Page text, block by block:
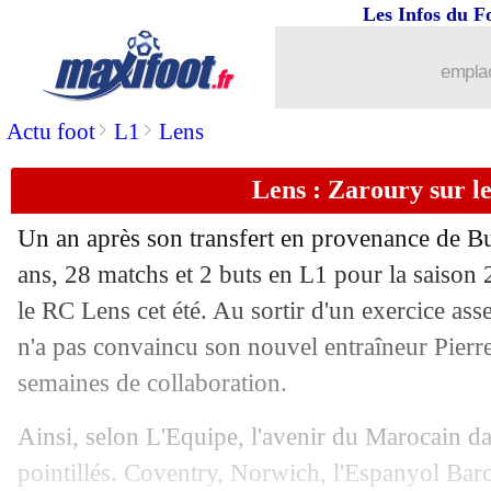
Actu foot> L1 > Lens
Les Infos du
Lens : Zaroury sur
Un an après son transfert en provenance de
ans, 28 matchs et 2 buts en L1 pour la
le RC Lens cet été. Au sortir d'un exercice
n'a pas convaincu son nouvel entraîneur
semaines de collaboration.
Ainsi, selon L'Equipe, l'avenir du Marocain
pointillés. Coventry, Norwich, l'Espanyol
Salzbourg : Monaco suit l'attaquant
29/07 Lens: Fulgini a refusé une offre
29/07 Man Utd: Ugarte croit en Amorim
29/07 Roma: Abdulhamid se rapproche de
29/07 Chelsea : João Félix signe à Al-
29/07 Finalissima: Espagne-Argentine en
OM: Rowe plaît en Italie et en